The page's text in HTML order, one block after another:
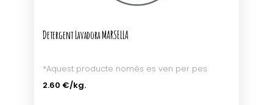
Detergent Lavadora MARSELLA
*Aquest producte només es ven per pes
2.60 €/kg.